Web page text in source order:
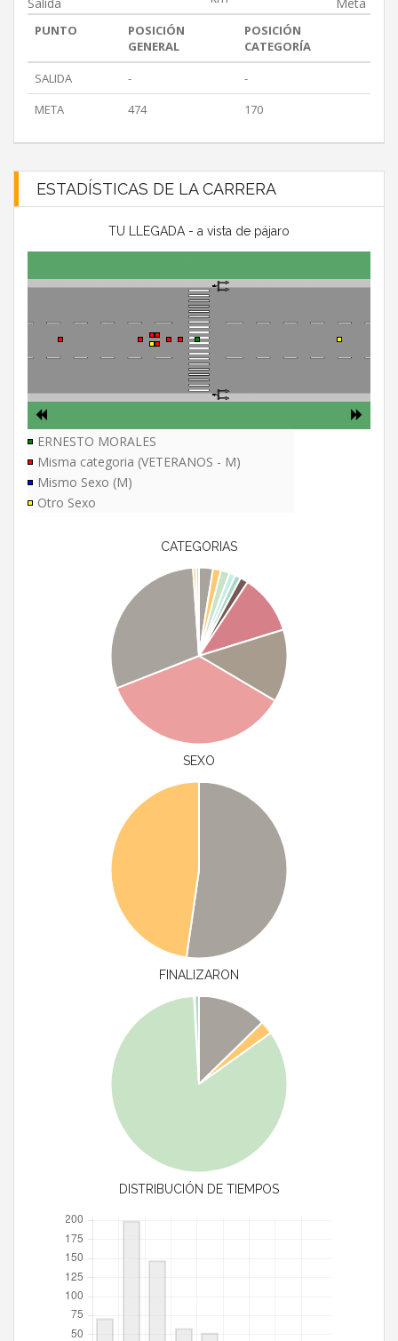
Salida Meta
PUNTO
POSICIÓN
GENERAL
POSICIÓN
CATEGORÍA
SALIDA
-
-
META
474 170
ESTADÍSTICAS DE LA CARRERA
TU LLEGADA - a vista de pájaro
ERNESTO MORALES
Misma categoria (VETERANOS - M)
Mismo Sexo (M)
Otro Sexo
CATEGORIAS
SEXO
FINALIZARON
DISTRIBUCIÓN DE TIEMPOS